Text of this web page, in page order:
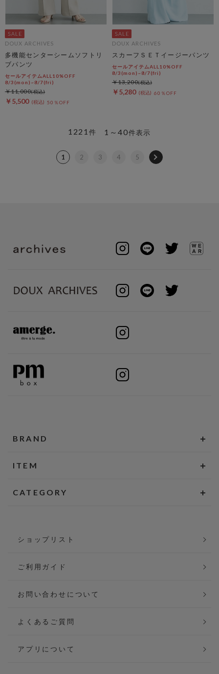
DOUX ARCHIVES
多機能センターシームソフトリ
ブパンツ
セールアイテムALL10%OFF
8/3(mon)~8/7(fri)
￥5,500 50％OFF
￥11,000
DOUX ARCHIVES
スカーフＳＥＴイージーパンツ
セールアイテムALL10%OFF
8/3(mon)~8/7(fri)
￥5,280 60％OFF
￥13,200
1～40件表示
1221 件
1 2 3 4 5
BRAND
ITEM
CATEGORY
ショップリスト
ご利用ガイド
お問い合わせについて
よくあるご質問
アプリについて